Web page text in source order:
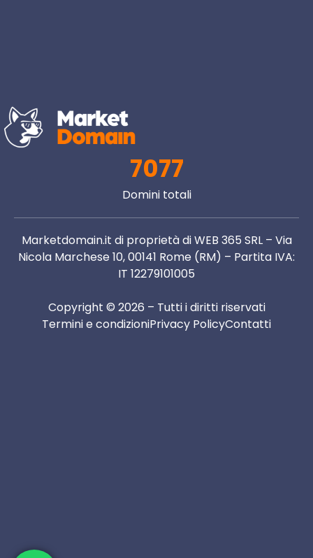
7077
Domini totali
Marketdomain.it di proprietà di WEB 365 SRL – Via
Nicola Marchese 10, 00141 Rome (RM) – Partita IVA:
IT 12279101005
Copyright © 2026 – Tutti i diritti riservati
Termini e condizioniPrivacy PolicyContatti